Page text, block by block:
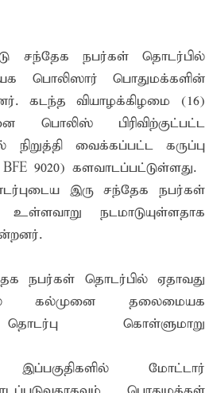
சந்தேக நபர்கள் தொடர்பில்
பொலிஸார் பொதுமக்களின்
கடந்த வியாழக்கிழமை (16)
பொலிஸ் பிரிவிற்குட்பட்ட
வைக்கப்பட்ட கருப்பு
9020) களவாடப்பட்டுள்ளது.
இரு சந்தேக நபர்கள்
நடமாடுயுள்ளதாக
நபர்கள் தொடர்பில் ஏதாவது
கல்முனை தலைமையக
கொள்ளுமாறு
மோட்டார்